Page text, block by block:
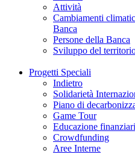
Attività
Cambiamenti
Banca
Persone della Banca
Sviluppo del
Progetti Speciali
Indietro
Solidarietà
Piano di
Game Tour
Educazione
Crowdfunding
Aree Interne